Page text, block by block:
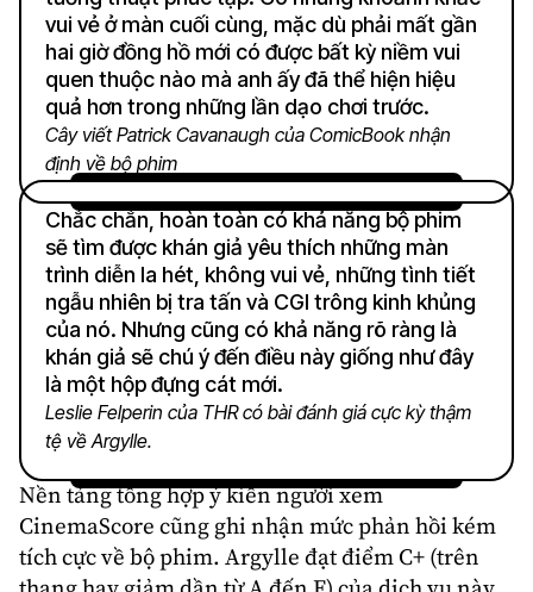
vui vẻ ở màn cuối cùng, mặc dù phải mất gần
hai giờ đồng hồ mới có được bất kỳ niềm vui
quen thuộc nào mà anh ấy đã thể hiện hiệu
quả hơn trong những lần dạo chơi trước.
Cây viết Patrick Cavanaugh của ComicBook nhận
định về bộ phim
Chắc chắn, hoàn toàn có khả năng bộ phim
sẽ tìm được khán giả yêu thích những màn
trình diễn la hét, không vui vẻ, những tình tiết
ngẫu nhiên bị tra tấn và CGI trông kinh khủng
của nó. Nhưng cũng có khả năng rõ ràng là
khán giả sẽ chú ý đến điều này giống như đây
là một hộp đựng cát mới.
Leslie Felperin của THR có bài đánh giá cực kỳ thậm
tệ về Argylle.
Nền tảng tổng hợp ý kiến người xem
CinemaScore cũng ghi nhận mức phản hồi kém
tích cực về bộ phim. Argylle đạt điểm C+ (trên